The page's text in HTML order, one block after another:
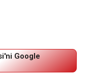
Google